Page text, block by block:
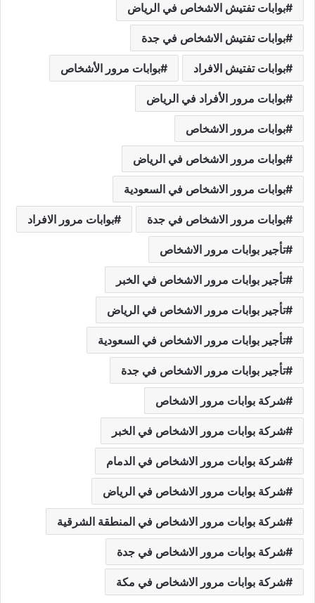
بوابات تفتيش الاشخاص في الرياض
بوابات تفتيش الاشخاص في جدة
بوابات تفتيش الافراد بوابات مرور الأشخاص
بوابات مرور الأفراد في الرياض
بوابات مرور الاشخاص
بوابات مرور الاشخاص في الرياض
بوابات مرور الاشخاص في السعودية
بوابات مرور الاشخاص في جدة بوابات مرور الافراد
تأجير بوابات مرور الاشخاص
تأجير بوابات مرور الاشخاص في الخبر
تأجير بوابات مرور الاشخاص في الرياض
تأجير بوابات مرور الاشخاص في السعودية
تأجير بوابات مرور الاشخاص في جدة
شركة بوابات مرور الاشخاص
شركة بوابات مرور الاشخاص في الخبر
شركة بوابات مرور الاشخاص في الدمام
شركة بوابات مرور الاشخاص في الرياض
شركة بوابات مرور الاشخاص في المنطقة الشرقية
شركة بوابات مرور الاشخاص في جدة
شركة بوابات مرور الاشخاص في مكة